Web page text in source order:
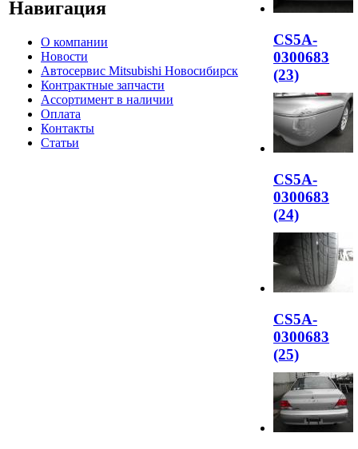
Навигация
О компании
Новости
Автосервис Mitsubishi Новосибирск
Контрактные запчасти
Ассортимент в наличии
Оплата
Контакты
Статьи
CS5A-
0300683
(23)
CS5A-
0300683
(24)
CS5A-
0300683
(25)